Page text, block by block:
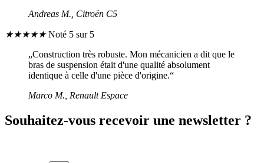
Andreas M., Citroën C5
★★★★★ Noté 5 sur 5
„Construction très robuste. Mon mécanicien a dit que le
bras de suspension était d'une qualité absolument
identique à celle d'une pièce d'origine.“
Marco M., Renault Espace
Souhaitez-vous recevoir une newsletter ?